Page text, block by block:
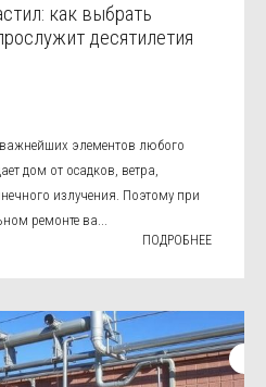
как выбрать
десятилетия
элементов любого
дом от осадков, ветра,
излучения. Поэтому при
ремонте ва...
ПОДРОБНЕЕ